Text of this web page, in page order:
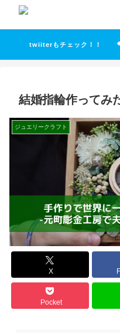
twiiterもチェック！！
結婚指輪作ってみ
ジュエリークラフト
X
Pocket